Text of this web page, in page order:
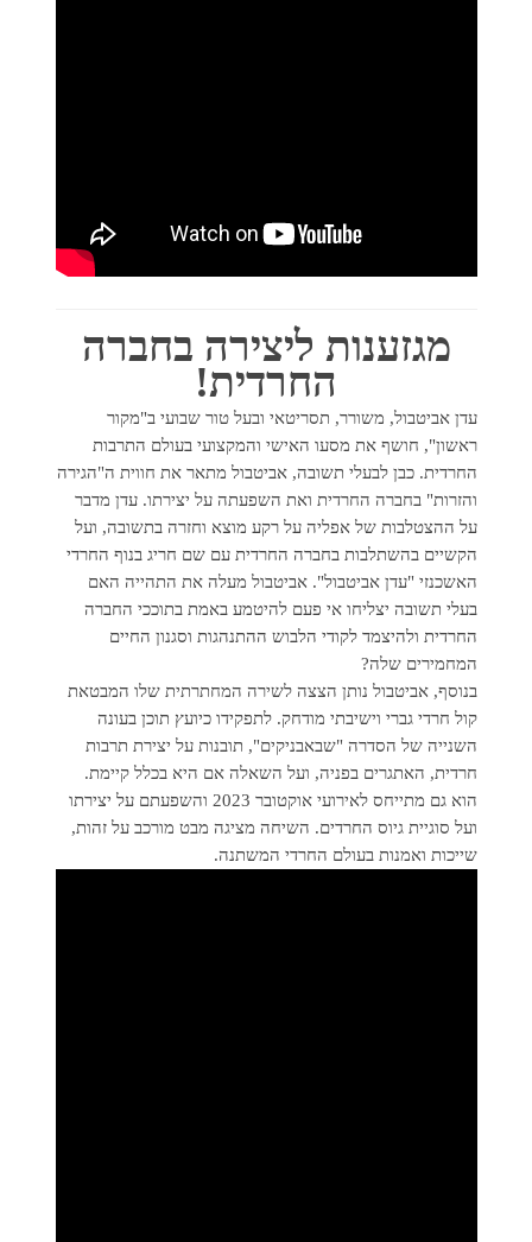
מגזענות ליצירה בחברה
החרדית!
עדן אביטבול, משורר, תסריטאי ובעל טור שבועי ב"מקור
ראשון", חושף את מסעו האישי והמקצועי בעולם התרבות
החרדית. כבן לבעלי תשובה, אביטבול מתאר את חווית ה"הגירה
והזרות" בחברה החרדית ואת השפעתה על יצירתו. עדן מדבר
על ההצטלבות של אפליה על רקע מוצא וחזרה בתשובה, ועל
הקשיים בהשתלבות בחברה החרדית עם שם חריג בנוף החרדי
האשכנזי "עדן אביטבול". אביטבול מעלה את התהייה האם
בעלי תשובה יצליחו אי פעם להיטמע באמת בתוככי החברה
החרדית ולהיצמד לקודי הלבוש ההתנהגות וסגנון החיים
המחמירים שלה?
בנוסף, אביטבול נותן הצצה לשירה המחתרתית שלו המבטאת
קול חרדי גברי וישיבתי מודחק. לתפקידו כיועץ תוכן בעונה
השנייה של הסדרה "שבאבניקים", תובנות על יצירת תרבות
חרדית, האתגרים בפניה, ועל השאלה אם היא בכלל קיימת.
הוא גם מתייחס לאירועי אוקטובר 2023 והשפעתם על יצירתו
ועל סוגיית גיוס החרדים. השיחה מציגה מבט מורכב על זהות,
שייכות ואמנות בעולם החרדי המשתנה.